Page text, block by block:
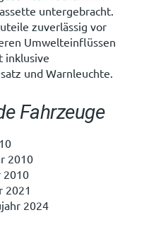
untergebracht.
zuverlässig vor
Umwelteinflüssen
inklusive
und Warnleuchte.
Fahrzeuge
2010
2010
2021
2024